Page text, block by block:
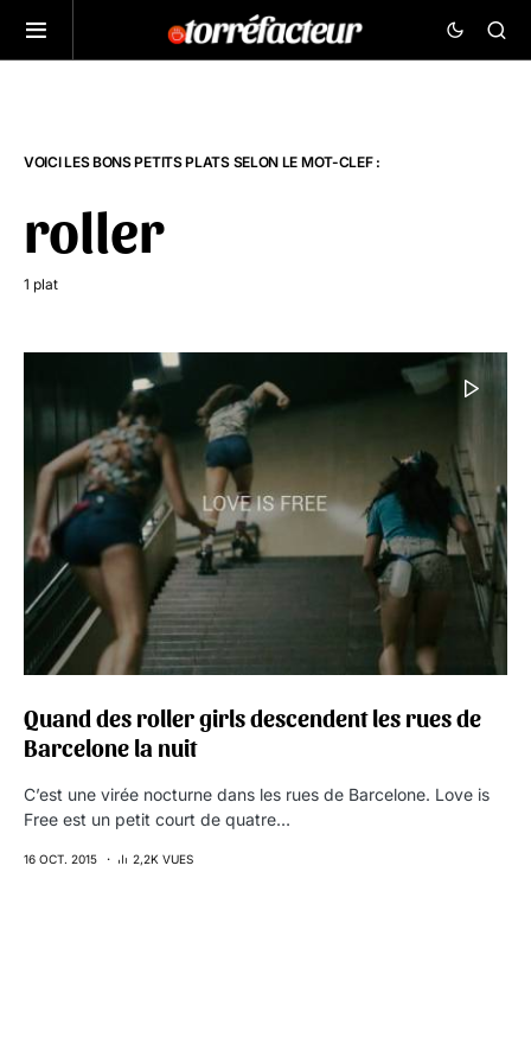
VOICI LES BONS PETITS PLATS SELON LE MOT-CLEF :
roller
1 plat
Quand des roller girls descendent les rues de
Barcelone la nuit
C’est une virée nocturne dans les rues de Barcelone. Love is
Free est un petit court de quatre…
16 OCT. 2015 2,2K VUES